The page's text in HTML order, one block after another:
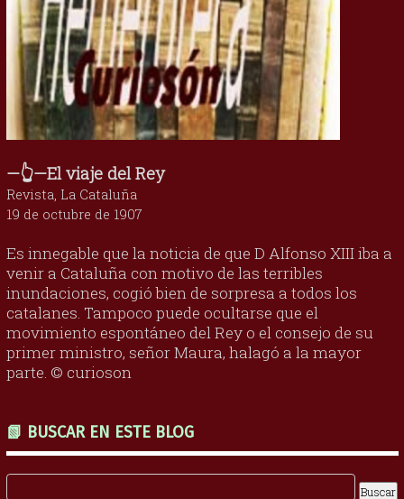
—👆—El viaje del Rey
Revista, La Cataluña
19 de octubre de 1907
Es innegable que la noticia de que D Alfonso XIII iba a
venir a Cataluña con motivo de las terribles
inundaciones, cogió bien de sorpresa a todos los
catalanes. Tampoco puede ocultarse que el
movimiento espontáneo del Rey o el consejo de su
primer ministro, señor Maura, halagó a la mayor
parte. © curioson
📗 BUSCAR EN ESTE BLOG